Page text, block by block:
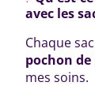
avec les
Chaque
pochon
mes soins.